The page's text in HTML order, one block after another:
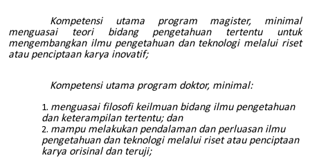
Kompetensi utama program magister, minimal
menguasai teori bidang pengetahuan tertentu untuk
mengembangkan ilmu pengetahuan dan teknologi melalui riset
atau penciptaan karya inovatif;
Kompetensi utama program doktor, minimal:
menguasai filosofi keilmuan bidang ilmu pengetahuan
dan keterampilan tertentu; dan
mampu melakukan pendalaman dan perluasan ilmu
pengetahuan dan teknologi melalui riset atau penciptaan
karya orisinal dan teruji;